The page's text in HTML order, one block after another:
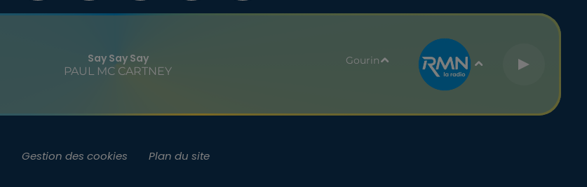
Say Say Say
PAUL MC CARTNEY
Gourin
Gestion des cookies Plan du site